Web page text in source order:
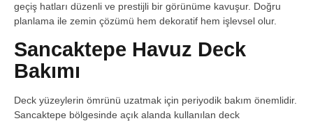
geçiş hatları düzenli ve prestijli bir görünüme kavuşur. Doğru
planlama ile zemin çözümü hem dekoratif hem işlevsel olur.
Sancaktepe Havuz Deck
Bakımı
Deck yüzeylerin ömrünü uzatmak için periyodik bakım önemlidir.
Sancaktepe bölgesinde açık alanda kullanılan deck